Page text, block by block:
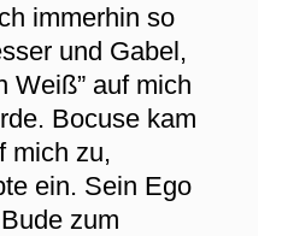
immerhin so
und Gabel,
Weiß” auf mich
Bocuse kam
mich zu,
ein. Sein Ego
zum